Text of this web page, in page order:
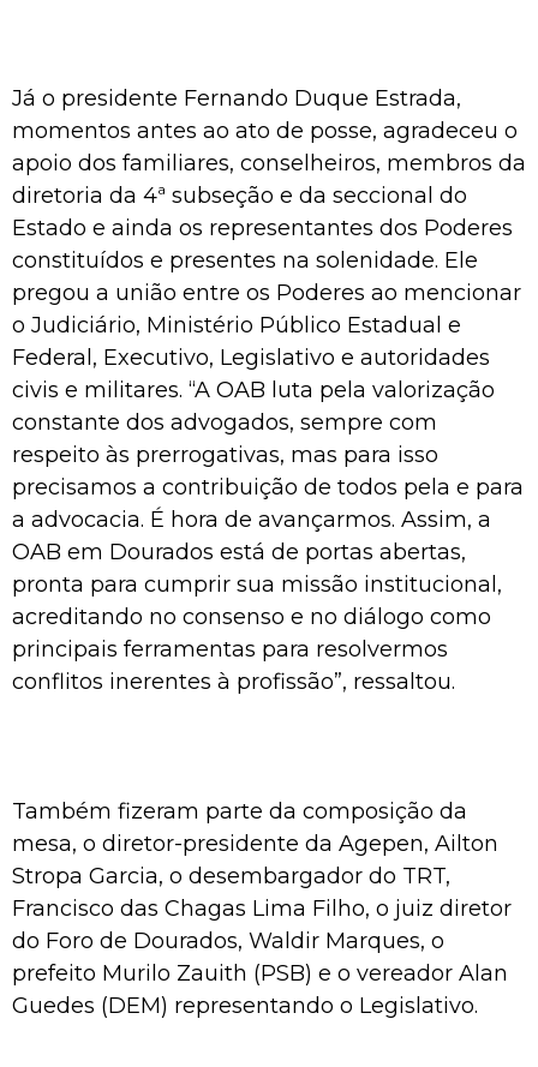
Já o presidente Fernando Duque Estrada,
momentos antes ao ato de posse, agradeceu o
apoio dos familiares, conselheiros, membros da
diretoria da 4ª subseção e da seccional do
Estado e ainda os representantes dos Poderes
constituídos e presentes na solenidade. Ele
pregou a união entre os Poderes ao mencionar
o Judiciário, Ministério Público Estadual e
Federal, Executivo, Legislativo e autoridades
civis e militares. “A OAB luta pela valorização
constante dos advogados, sempre com
respeito às prerrogativas, mas para isso
precisamos a contribuição de todos pela e para
a advocacia. É hora de avançarmos. Assim, a
OAB em Dourados está de portas abertas,
pronta para cumprir sua missão institucional,
acreditando no consenso e no diálogo como
principais ferramentas para resolvermos
conflitos inerentes à profissão”, ressaltou.
Também fizeram parte da composição da
mesa, o diretor-presidente da Agepen, Ailton
Stropa Garcia, o desembargador do TRT,
Francisco das Chagas Lima Filho, o juiz diretor
do Foro de Dourados, Waldir Marques, o
prefeito Murilo Zauith (PSB) e o vereador Alan
Guedes (DEM) representando o Legislativo.